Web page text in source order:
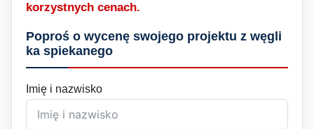
korzystnych cenach.
Poproś o wycenę swojego projektu z węgli
ka spiekanego
Imię i nazwisko